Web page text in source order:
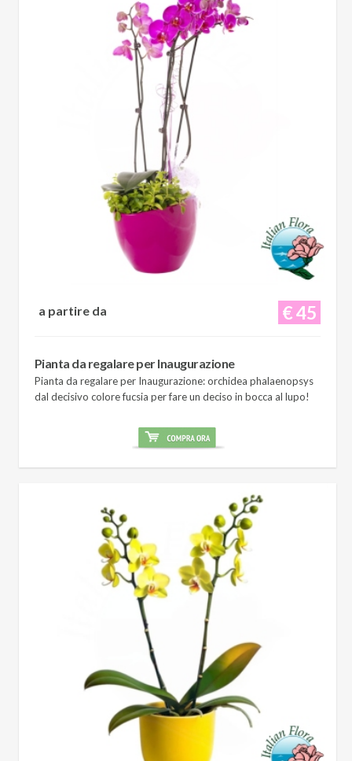
€ 45
a partire da
Pianta da regalare per Inaugurazione
Pianta da regalare per Inaugurazione: orchidea phalaenopsys
dal decisivo colore fucsia per fare un deciso in bocca al lupo!